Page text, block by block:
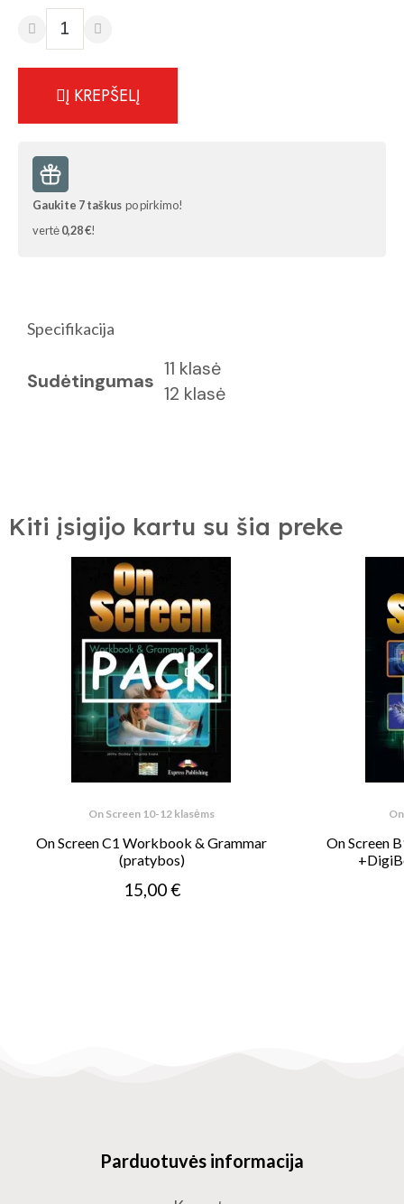
Į KREPŠELĮ
Gaukite 7taškus po pirkimo!
vertė0,28 €!
Specifikacija
Sudėtingumas
11 klasė
12 klasė
Kiti įsigijo kartu su šia preke
On Screen 10-12 klasėms
On Screen C1 Workbook & Grammar
(pratybos)
15,00 €
On Screen
Parduotuvės informacija